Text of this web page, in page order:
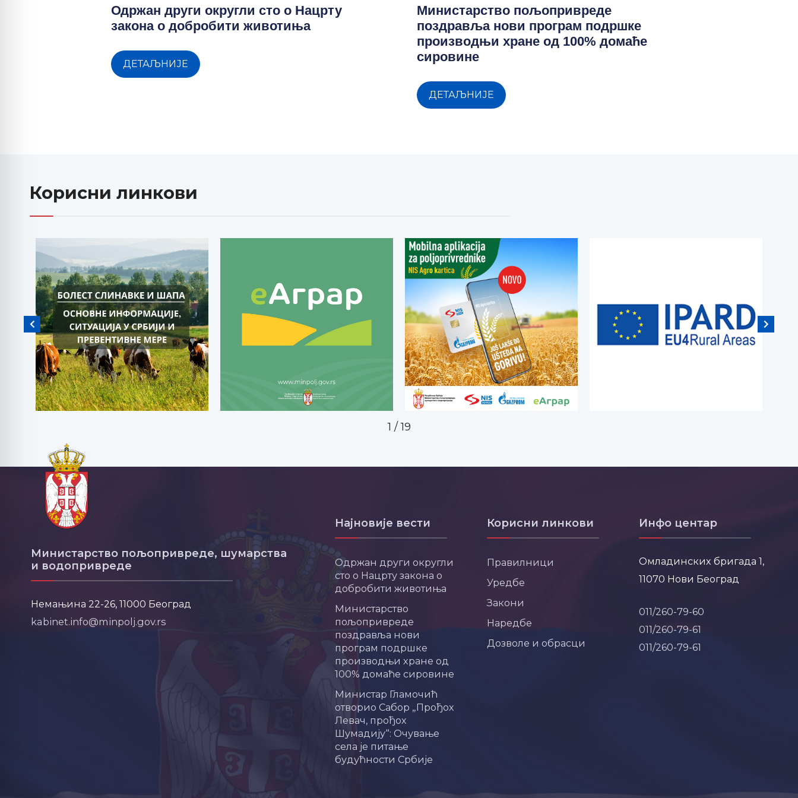
Одржан други округли сто о Нацрту
закона о добробити животиња
ДЕТАЉНИЈЕ
Министарство пољопривреде
поздравља нови програм подршке
производњи хране од 100% домаће
сировине
ДЕТАЉНИЈЕ
Корисни линкови
2 / 19
Министарство пољопривреде, шумарства
и водопривреде
Немањина 22-26, 11000 Београд
kabinet.info@minpolj.gov.rs
Најновије вести
Одржан други округли
сто о Нацрту закона о
добробити животиња
Министарство
пољопривреде
поздравља нови
програм подршке
производњи хране од
100% домаће сировине
Министар Гламочић
отворио Сабор „Прођох
Левач, прођох
Шумадију“: Очување
села је питање
будућности Србије
Корисни линкови
Правилници
Уредбе
Закони
Наредбе
Дозволе и обрасци
Инфо центар
Омладинских бригада 1,
11070 Нови Београд
011/260-79-60
011/260-79-61
011/260-79-61